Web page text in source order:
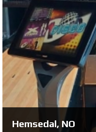
Hohenems, AT
Bekijk project ...
Hemsedal, NO